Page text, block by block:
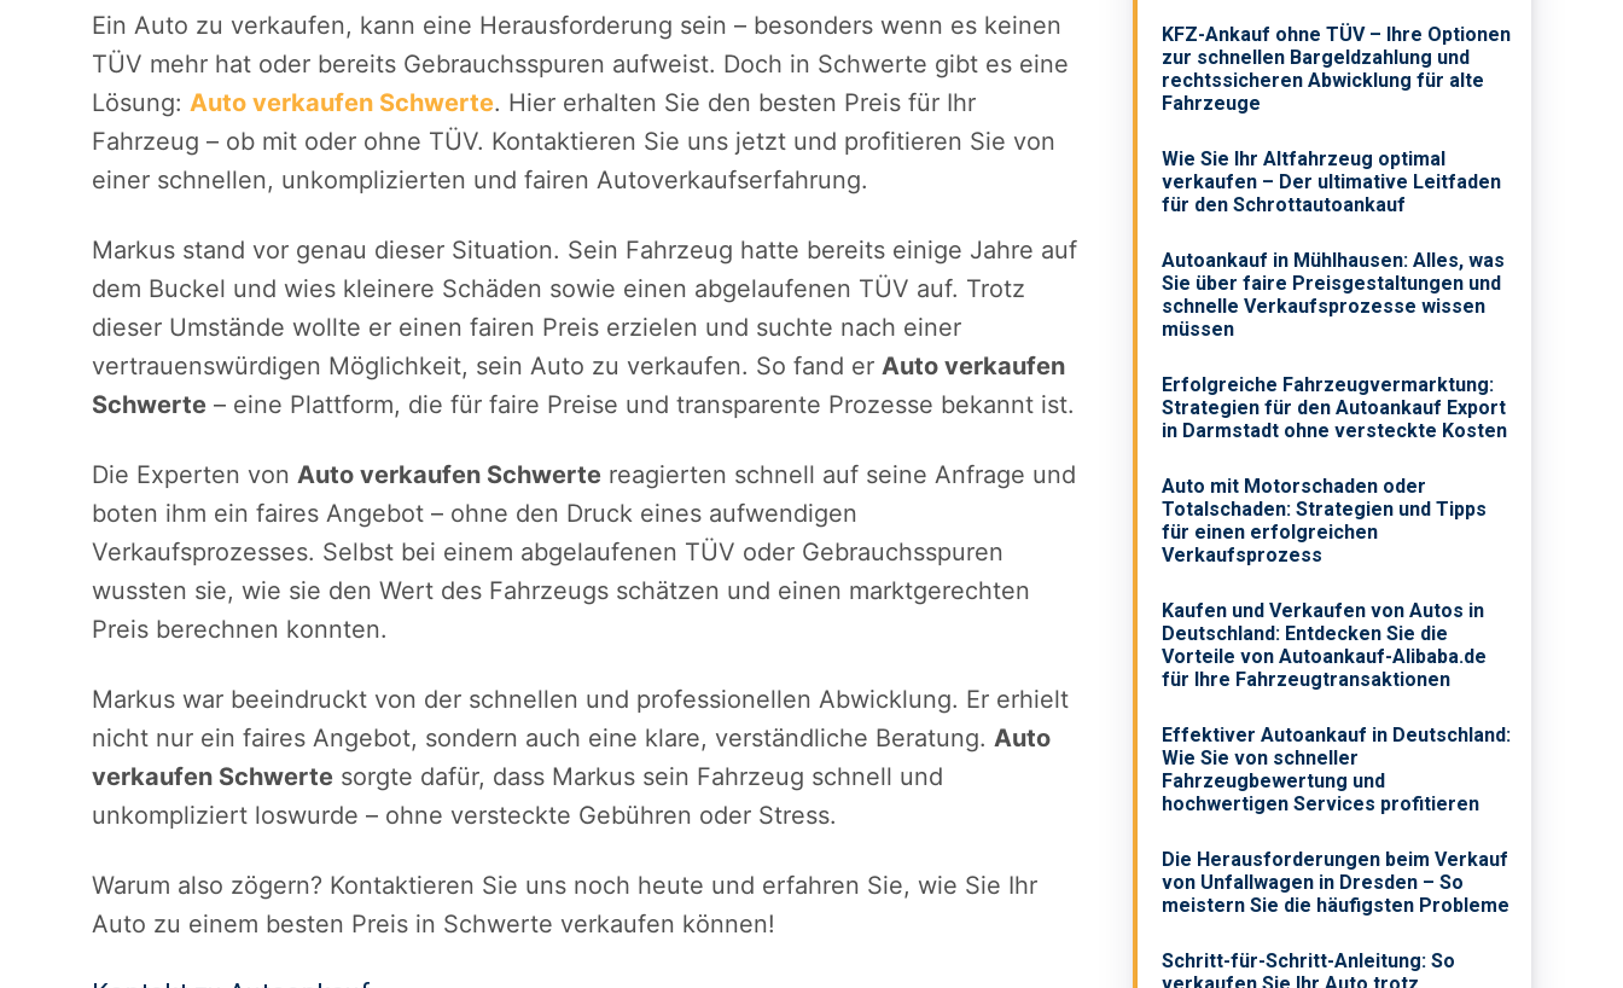
Ein Auto zu verkaufen, kann eine Herausforderung sein – besonders wenn es keinen
TÜV mehr hat oder bereits Gebrauchsspuren aufweist. Doch in Schwerte gibt es eine
Lösung: Auto verkaufen Schwerte. Hier erhalten Sie den besten Preis für Ihr
Fahrzeug – ob mit oder ohne TÜV. Kontaktieren Sie uns jetzt und profitieren Sie von
einer schnellen, unkomplizierten und fairen Autoverkaufserfahrung.
Markus stand vor genau dieser Situation. Sein Fahrzeug hatte bereits einige Jahre auf
dem Buckel und wies kleinere Schäden sowie einen abgelaufenen TÜV auf. Trotz
dieser Umstände wollte er einen fairen Preis erzielen und suchte nach einer
vertrauenswürdigen Möglichkeit, sein Auto zu verkaufen. So fand er Auto verkaufen
Schwerte – eine Plattform, die für faire Preise und transparente Prozesse bekannt ist.
Die Experten von Auto verkaufen Schwerte reagierten schnell auf seine Anfrage und
boten ihm ein faires Angebot – ohne den Druck eines aufwendigen
Verkaufsprozesses. Selbst bei einem abgelaufenen TÜV oder Gebrauchsspuren
wussten sie, wie sie den Wert des Fahrzeugs schätzen und einen marktgerechten
Preis berechnen konnten.
Markus war beeindruckt von der schnellen und professionellen Abwicklung. Er erhielt
nicht nur ein faires Angebot, sondern auch eine klare, verständliche Beratung. Auto
verkaufen Schwerte sorgte dafür, dass Markus sein Fahrzeug schnell und
unkompliziert loswurde – ohne versteckte Gebühren oder Stress.
Warum also zögern? Kontaktieren Sie uns noch heute und erfahren Sie, wie Sie Ihr
Auto zu einem besten Preis in Schwerte verkaufen können!
KFZ-Ankauf ohne TÜV – Ihre Optionen
zur schnellen Bargeldzahlung und
rechtssicheren Abwicklung für alte
Fahrzeuge
Wie Sie Ihr Altfahrzeug optimal
verkaufen – Der ultimative Leitfaden
für den Schrottautoankauf
Autoankauf in Mühlhausen: Alles, was
Sie über faire Preisgestaltungen und
schnelle Verkaufsprozesse wissen
müssen
Erfolgreiche Fahrzeugvermarktung:
Strategien für den Autoankauf Export
in Darmstadt ohne versteckte Kosten
Auto mit Motorschaden oder
Totalschaden: Strategien und Tipps
für einen erfolgreichen
Verkaufsprozess
Kaufen und Verkaufen von Autos in
Deutschland: Entdecken Sie die
Vorteile von Autoankauf-Alibaba.de
für Ihre Fahrzeugtransaktionen
Effektiver Autoankauf in Deutschland:
Wie Sie von schneller
Fahrzeugbewertung und
hochwertigen Services profitieren
Die Herausforderungen beim Verkauf
von Unfallwagen in Dresden – So
meistern Sie die häufigsten Probleme
Schritt-für-Schritt-Anleitung: So